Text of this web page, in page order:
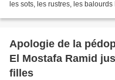
les sots, les rustres, les
Apologie de la
El Mostafa Ramid
filles